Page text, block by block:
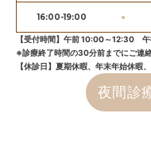
16:00-19:00 ●
【受付時間】午前 10:00～12:30
※診療終了時間の30分前までにご連絡
【休診日】夏期休暇、年末年始休暇
夜間診